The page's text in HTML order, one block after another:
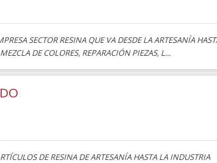
SECTOR RESINA QUE VA DESDE LA ARTESANÍA
DE COLORES, REPARACIÓN PIEZAS, L...
DE RESINA DE ARTESANÍA HASTA LA INDUSTRIA